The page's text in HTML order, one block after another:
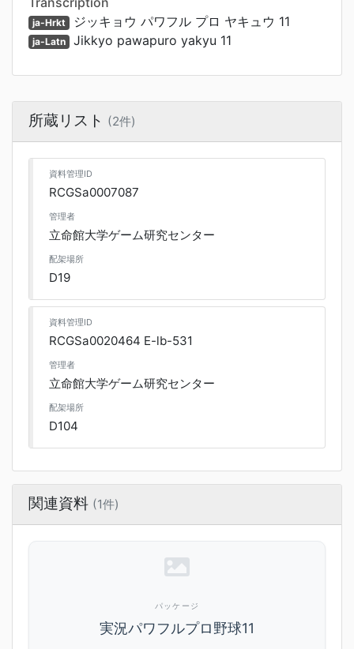
ja-Hrkt ジッキョウ パワフル プロ ヤキュウ 11
ja-Latn Jikkyo pawapuro yakyu 11
所蔵リスト (2件)
資料管理ID
RCGSa0007087
管理者
立命館大学ゲーム研究センター
配架場所
D19
資料管理ID
RCGSa0020464 E-lb-531
管理者
立命館大学ゲーム研究センター
配架場所
D104
関連資料 (1件)
パッケージ
実況パワフルプロ野球11